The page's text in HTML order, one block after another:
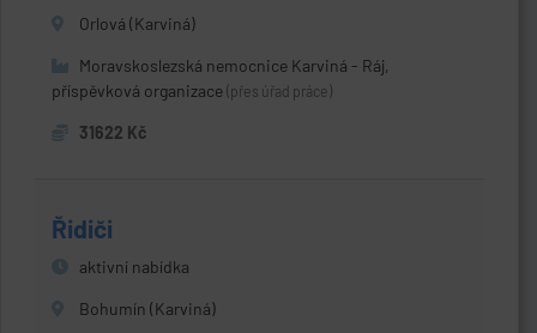
Orlová (Karviná)
Moravskoslezská nemocnice Karviná - Ráj,
příspěvková organizace (přes úřad práce)
31622 Kč
Řidiči
aktivní nabídka
Bohumín (Karviná)